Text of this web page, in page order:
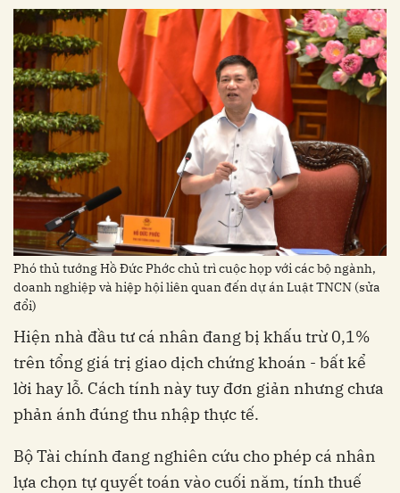
Phó thủ tướng Hồ Đức Phớc chủ trì cuộc họp với các bộ ngành,
doanh nghiệp và hiệp hội liên quan đến dự án Luật TNCN (sửa
đổi)
Hiện nhà đầu tư cá nhân đang bị khấu trừ 0,1%
trên tổng giá trị giao dịch chứng khoán - bất kể
lời hay lỗ. Cách tính này tuy đơn giản nhưng chưa
phản ánh đúng thu nhập thực tế.
Bộ Tài chính đang nghiên cứu cho phép cá nhân
lựa chọn tự quyết toán vào cuối năm, tính thuế